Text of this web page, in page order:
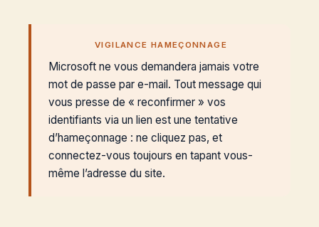
VIGILANCE HAMEÇONNAGE
Microsoft ne vous demandera jamais votre
mot de passe par e-mail. Tout message qui
vous presse de « reconfirmer » vos
identifiants via un lien est une tentative
d’hameçonnage : ne cliquez pas, et
connectez-vous toujours en tapant vous-
même l’adresse du site.